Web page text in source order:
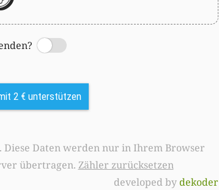
Switch
2 € unterstützen
übertragen. Zähler zurücksetzen
developed bydekoder